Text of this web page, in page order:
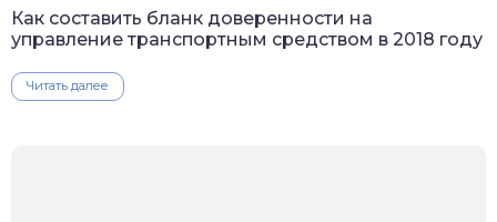
Как составить бланк доверенности на
управление транспортным средством в 2018 году
Читать далее